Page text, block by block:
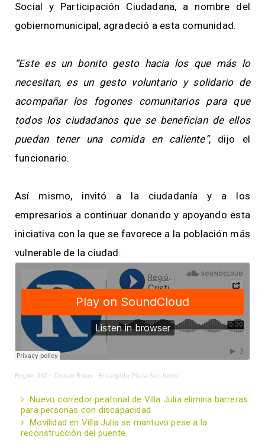
Social y Participación Ciudadana, a nombre del
gobiernomunicipal, agradeció a esta comunidad.
“Este es un bonito gesto hacia los que más lo
necesitan, es un gesto voluntario y solidario de
acompañar los fogones comunitarios para que
todos los ciudadanos que se benefician de ellos
puedan tener una comida en caliente”, dijo el
funcionario.
Así mismo, invitó a la ciudadanía y a los
empresarios a continuar donando y apoyando esta
iniciativa con la que se favorece a la población más
vulnerable de la ciudad.
Región 365 · Cristian Rojas - Encargado Plaza San Isidro
Nuevo corredor peatonal de Villa Julia elimina barreras
para personas con discapacidad
Movilidad en Villa Julia se mantuvo pese a la
reconstrucción del puente